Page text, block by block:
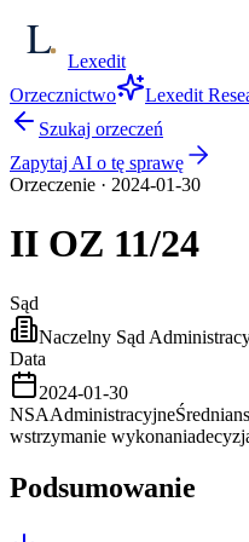
Lexedit
Orzecznictwo
Lexedit
Szukaj orzeczeń
Zapytaj AI o tę sprawę
Orzeczenie · 2024-01-30
II OZ 11/24
Sąd
Naczelny Sąd
Data
2024-01-30
NSAAdministracyjneŚrednia
wstrzymanie wykonania
Podsumowanie